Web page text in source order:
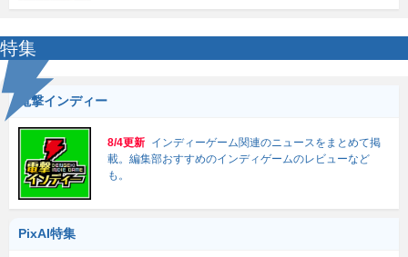
特集
電撃インディー
8/4更新 インディーゲーム関連のニュースをまとめて掲
載。編集部おすすめのインディゲームのレビューなど
も。
PixAI特集